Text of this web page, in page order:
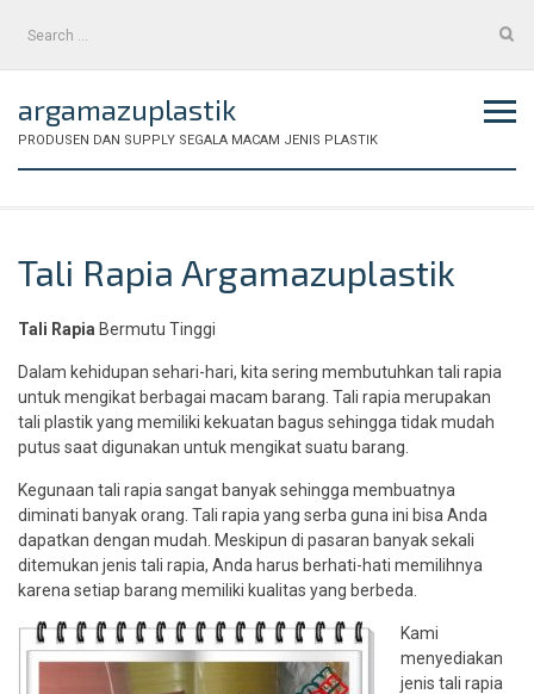
Search
argamazuplastik
PRODUSEN DAN SUPPLY SEGALA MACAM JENIS PLASTIK
Tali Rapia Argamazuplastik
Tali Rapia Bermutu Tinggi
Dalam kehidupan sehari-hari, kita sering membutuhkan tali rapia
untuk mengikat berbagai macam barang. Tali rapia merupakan
tali plastik yang memiliki kekuatan bagus sehingga tidak mudah
putus saat digunakan untuk mengikat suatu barang.
Kegunaan tali rapia sangat banyak sehingga membuatnya
diminati banyak orang. Tali rapia yang serba guna ini bisa Anda
dapatkan dengan mudah. Meskipun di pasaran banyak sekali
ditemukan jenis tali rapia, Anda harus berhati-hati memilihnya
karena setiap barang memiliki kualitas yang berbeda.
Kami
menyediakan
jenis tali rapia